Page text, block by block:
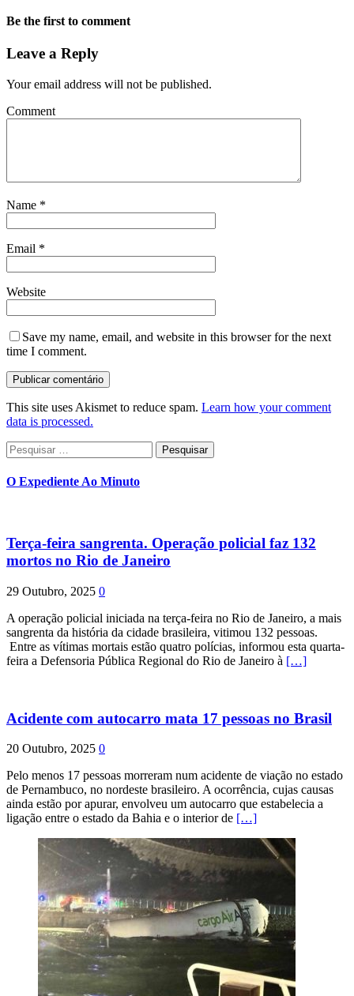
Be the first to comment
Leave a Reply
Your email address will not be published.
Comment
Name *
Email *
Website
Save my name, email, and website in this browser for the next
time I comment.
This site uses Akismet to reduce spam. Learn how your comment
data is processed.
Pesquisar
por:
O Expediente Ao Minuto
Terça-feira sangrenta. Operação policial faz 132
mortos no Rio de Janeiro
29 Outubro, 2025 0
A operação policial iniciada na terça-feira no Rio de Janeiro, a mais
sangrenta da história da cidade brasileira, vitimou 132 pessoas.
Entre as vítimas mortais estão quatro polícias, informou esta quarta-
feira a Defensoria Pública Regional do Rio de Janeiro à […]
Acidente com autocarro mata 17 pessoas no Brasil
20 Outubro, 2025 0
Pelo menos 17 pessoas morreram num acidente de viação no estado
de Pernambuco, no nordeste brasileiro. A ocorrência, cujas causas
ainda estão por apurar, envolveu um autocarro que estabelecia a
ligação entre o estado da Bahia e o interior de […]